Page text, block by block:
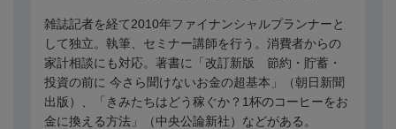
雑誌記者を経て2010年ファイナンシャルプランナーと
して独立。執筆、セミナー講師を行う。消費者からの
家計相談にも対応。著書に「改訂新版 節約・貯蓄・
投資の前に 今さら聞けないお金の超基本」（朝日新聞
出版）、「きみたちはどう稼ぐか？ 1杯のコーヒーをお
金に換える方法」（中央公論新社）などがある。